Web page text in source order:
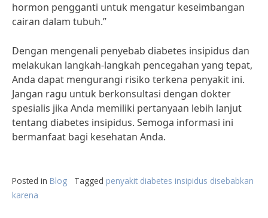
hormon pengganti untuk mengatur keseimbangan
cairan dalam tubuh.”
Dengan mengenali penyebab diabetes insipidus dan
melakukan langkah-langkah pencegahan yang tepat,
Anda dapat mengurangi risiko terkena penyakit ini.
Jangan ragu untuk berkonsultasi dengan dokter
spesialis jika Anda memiliki pertanyaan lebih lanjut
tentang diabetes insipidus. Semoga informasi ini
bermanfaat bagi kesehatan Anda.
Posted in Blog Tagged penyakit diabetes insipidus disebabkan
karena